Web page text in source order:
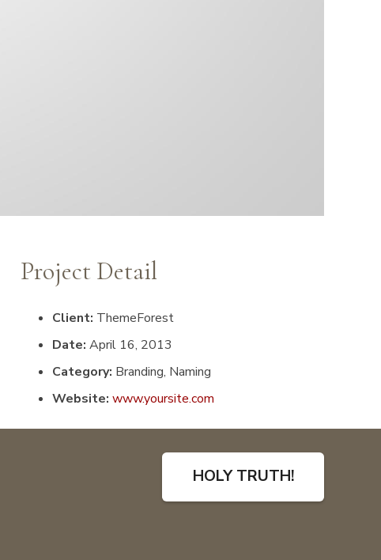
Project Detail
Client: ThemeForest
Date: April 16, 2013
Category: Branding, Naming
Website: www.yoursite.com
HOLY TRUTH!